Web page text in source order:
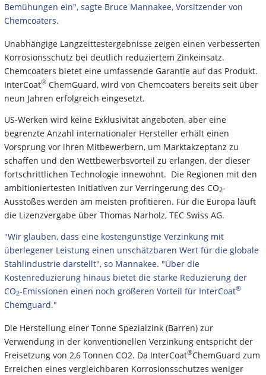
Bemühungen ein", sagte Bruce Mannakee, Vorsitzender von
Chemcoaters.
Unabhängige Langzeittestergebnisse zeigen einen verbesserten
Korrosionsschutz bei deutlich reduziertem Zinkeinsatz.
Chemcoaters bietet eine umfassende Garantie auf das Produkt.
InterCoat® ChemGuard, wird von Chemcoaters bereits seit über
neun Jahren erfolgreich eingesetzt.
US-Werken wird keine Exklusivität angeboten, aber eine
begrenzte Anzahl internationaler Hersteller erhält einen
Vorsprung vor ihren Mitbewerbern, um Marktakzeptanz zu
schaffen und den Wettbewerbsvorteil zu erlangen, der dieser
fortschrittlichen Technologie innewohnt. Die Regionen mit den
ambitioniertesten Initiativen zur Verringerung des CO2-
Ausstoßes werden am meisten profitieren. Für die Europa läuft
die Lizenzvergabe über Thomas Narholz, TEC Swiss AG.
"Wir glauben, dass eine kostengünstige Verzinkung mit
überlegener Leistung einen unschätzbaren Wert für die globale
Stahlindustrie darstellt", so Mannakee. "Über die
Kostenreduzierung hinaus bietet die starke Reduzierung der
CO2-Emissionen einen noch größeren Vorteil für InterCoat®
Chemguard."
Die Herstellung einer Tonne Spezialzink (Barren) zur
Verwendung in der konventionellen Verzinkung entspricht der
Freisetzung von 2,6 Tonnen CO2. Da InterCoat®ChemGuard zum
Erreichen eines vergleichbaren Korrosionsschutzes weniger